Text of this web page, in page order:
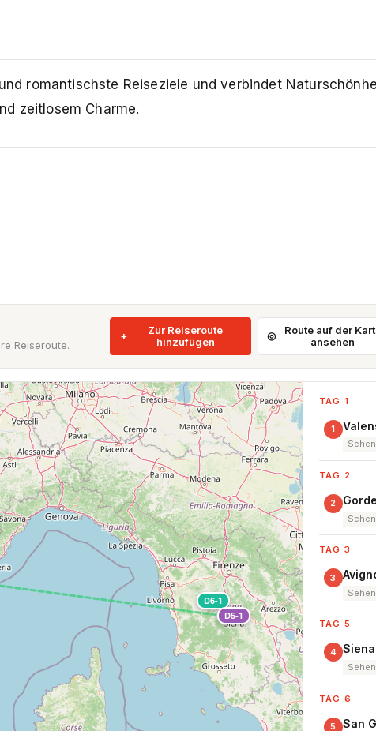
romantischste Reiseziele und verbindet
zeitlosem Charme.
Reiseroute.
Zur Reiseroute
hinzufügen
Route auf der
ansehen
D5-1
D6-1
TAG 1
1
TAG 2
2
TAG 3
3
TAG 5
4
TAG 6
5 San